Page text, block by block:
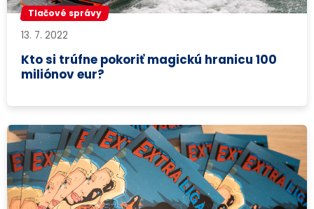
Tlačové správy
13. 7. 2022
Kto si trúfne pokoriť magickú hranicu 100
miliónov eur?